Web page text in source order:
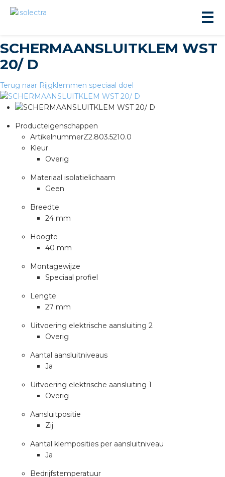
SCHERMAANSLUITKLEM WST
20/ D
Terug naar Rijgklemmen speciaal doel
Producteigenschappen
ArtikelnummerZ2.803.5210.0
Kleur
Overig
Materiaal isolatielichaam
Geen
Breedte
24 mm
Hoogte
40 mm
Montagewijze
Speciaal profiel
Lengte
27 mm
Uitvoering elektrische aansluiting 2
Overig
Aantal aansluitniveaus
Ja
Uitvoering elektrische aansluiting 1
Overig
Aansluitpositie
Zij
Aantal klemposities per aansluitniveau
Ja
Bedrijfstemperatuur
installeren
installeren
installeren in de tuinbouw
stekerbare vlakkabel
GST®